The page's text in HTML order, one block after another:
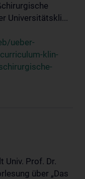
Universitätskli...
ueber-
klin-
Univ. Prof. Dr.
über „Das